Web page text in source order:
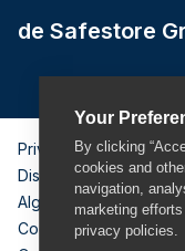
Your
By clicking
cookies and
navigation,
marketing
privacy policies.
de Safestore
Privacybeleid
Disclaimer
Algemene voorwaarden
Cookiebeleid